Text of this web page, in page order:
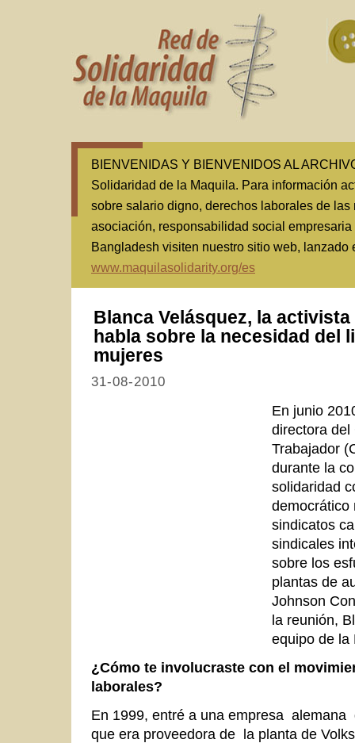
BIENVENIDAS Y BIENVENIDOS AL
Solidaridad de la Maquila. Para información
sobre salario digno, derechos laborales de las
asociación, responsabilidad social
Bangladesh visiten nuestro sitio web, lanzado
www.maquilasolidarity.org/es
Blanca Velásquez, la
habla sobre la necesidad del
mujeres
31-08-2010
En junio
directora del
Trabajador
durante la
solidaridad
democrático
sindicatos
sindicales
sobre los
plantas de
Johnson
la reunión,
equipo de la
¿Cómo te involucraste con el
laborales?
En 1999, entré a una empresa
que era proveedora de la planta de